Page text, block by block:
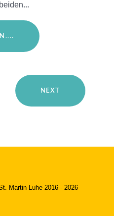
NEXT
Martin Luhe 2016 - 2026